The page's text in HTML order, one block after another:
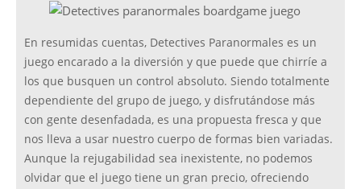
En resumidas cuentas, Detectives Paranormales es un
juego encarado a la diversión y que puede que chirríe a
los que busquen un control absoluto. Siendo totalmente
dependiente del grupo de juego, y disfrutándose más
con gente desenfadada, es una propuesta fresca y que
nos lleva a usar nuestro cuerpo de formas bien variadas.
Aunque la rejugabilidad sea inexistente, no podemos
olvidar que el juego tiene un gran precio, ofreciendo